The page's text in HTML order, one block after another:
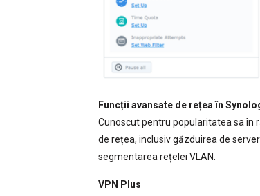
Funcții avansate de rețea în
Cunoscut pentru popularitatea sa în
de rețea, inclusiv găzduirea de
segmentarea rețelei VLAN.
VPN Plus